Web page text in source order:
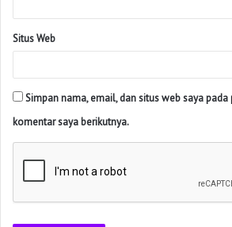
Situs Web
Simpan nama, email, dan situs web saya
komentar saya berikutnya.